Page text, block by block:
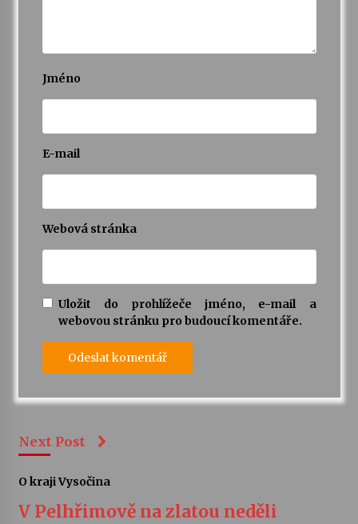
Jméno
E-mail
Webová stránka
Uložit do prohlížeče jméno, e-mail a
webovou stránku pro budoucí komentáře.
Next Post
O kraji Vysočina
V Pelhřimově na zlatou neděli